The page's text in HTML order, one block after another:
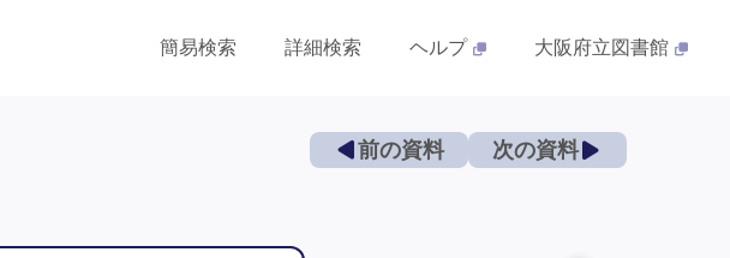
簡易検索 詳細検索 ヘルプ 大阪府立図書館
前の資料 次の資料